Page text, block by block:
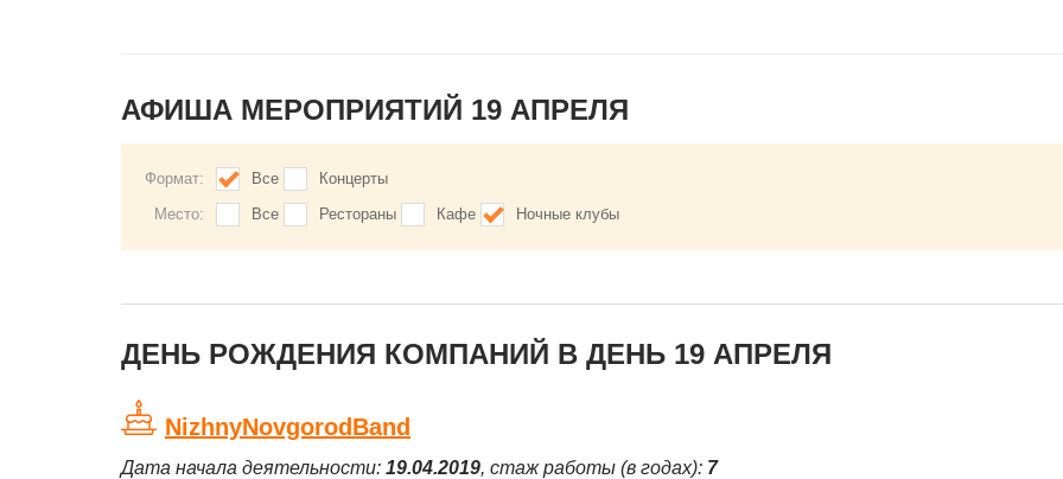
АФИША МЕРОПРИЯТИЙ 19 АПРЕЛЯ
Формат: Все
Концерты
Место:
Все Рестораны Кафе Ночные клубы
ДЕНЬ РОЖДЕНИЯ КОМПАНИЙ В ДЕНЬ 19 АПРЕЛЯ
NizhnyNovgorodBand
Дата начала деятельности: 19.04.2019, стаж работы (в годах): 7